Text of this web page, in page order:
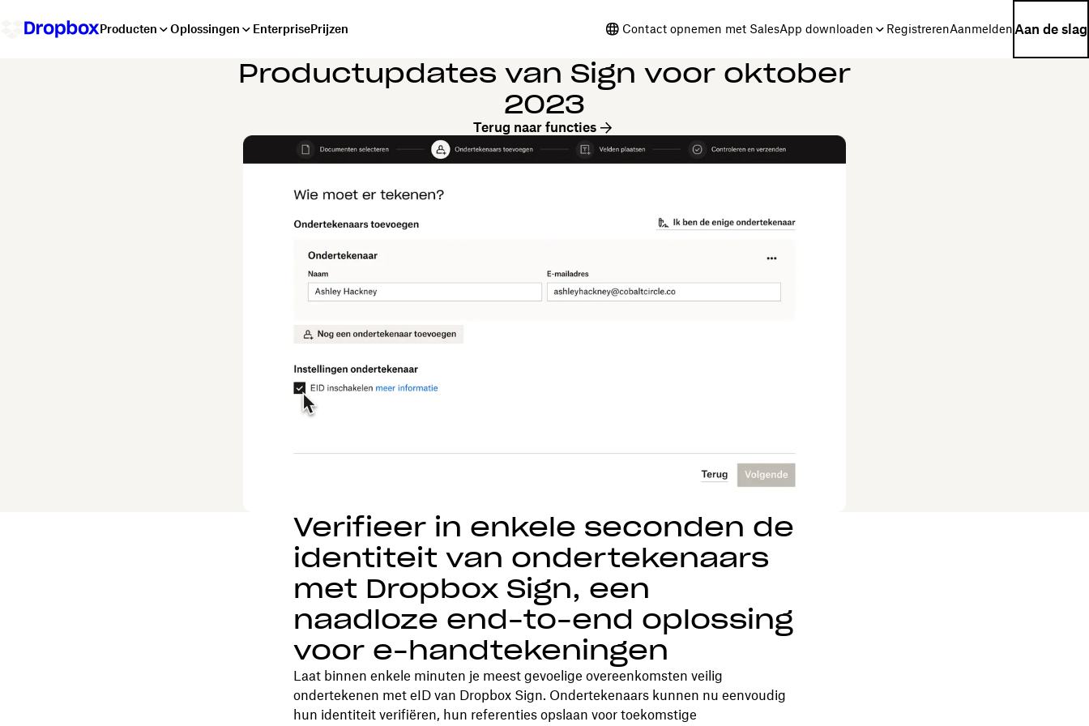
Producten Oplossingen EnterprisePrijzen Contact opnemen met SalesApp downloaden RegistrerenAanmelden Aan de slag
Productupdates van Sign voor oktober
2023
Terug naar functies
Verifieer in enkele seconden de
identiteit van ondertekenaars
met Dropbox Sign, een
naadloze end-to-end oplossing
voor e-handtekeningen
Laat binnen enkele minuten je meest gevoelige overeenkomsten veilig
ondertekenen met eID van Dropbox Sign. Ondertekenaars kunnen nu eenvoudig
hun identiteit verifiëren, hun referenties opslaan voor toekomstige